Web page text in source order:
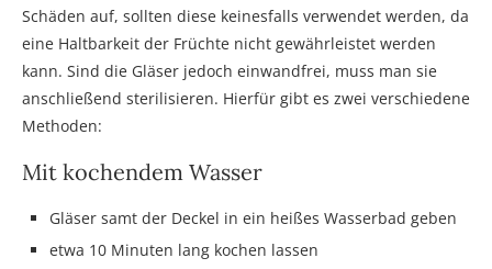
Schäden auf, sollten diese keinesfalls verwendet werden, da
eine Haltbarkeit der Früchte nicht gewährleistet werden
kann. Sind die Gläser jedoch einwandfrei, muss man sie
anschließend sterilisieren. Hierfür gibt es zwei verschiedene
Methoden:
Mit kochendem Wasser
Gläser samt der Deckel in ein heißes Wasserbad geben
etwa 10 Minuten lang kochen lassen